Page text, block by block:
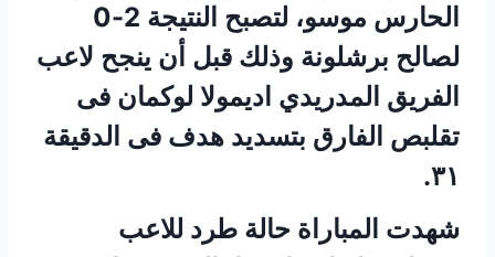
الحارس موسو، لتصبح النتيجة 2-0
لصالح برشلونة وذلك قبل أن ينجح لاعب
الفريق المدريدي اديمولا لوكمان فى
تقلبص الفارق بتسديد هدف فى الدقيقة
٣١.
شهدت المباراة حالة طرد للاعب